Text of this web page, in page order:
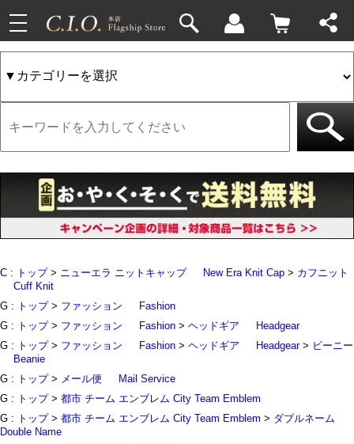
toggle
navigation
C : トップ> ニューエラ ニットキャップ New Era Knit Cap > カフニット
Cuff Knit
G : トップ> ファッション
Fashion
G : トップ> ファッション Fashion > ヘッドギア
Headgear
G : トップ> ファッション Fashion > ヘッドギア Headgear> ビーニー
Beanie
G : トップ> メール便
Mail Service
G : トップ> 都市 チーム エンブレム City Team Emblem
G : トップ> 都市 チーム エンブレム City Team Emblem > ダブルネーム
Double Name
4件
33件